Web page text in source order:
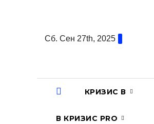
содержаниюСб. Сен 27th, 2025
КРИЗИС В
В КРИЗИС PRO